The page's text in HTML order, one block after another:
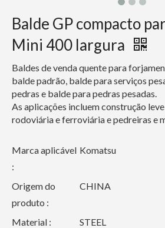
Balde GP compacto
Mini 400 largura
Baldes de venda quente para
balde padrão, balde para serviços
pedras e balde para pedras pesadas.
As aplicações incluem construção
rodoviária e ferroviária e pedreiras e
Marca aplicável
:
Komatsu
Origem do
produto :
CHINA
Material :
STEEL